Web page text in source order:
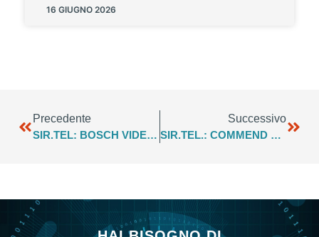
16 GIUGNO 2026
Precedente
SIR.TEL: BOSCH VIDEO SYSTEMS – NEWSLETTER SETTEMBRE 2022
Successivo
SIR.TEL.: COMMEND – VIDEO MANAGEMENT MADE EASY WITH ONVIF PROFILE S